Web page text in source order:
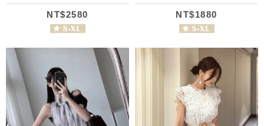
NT$2580 NT$1880